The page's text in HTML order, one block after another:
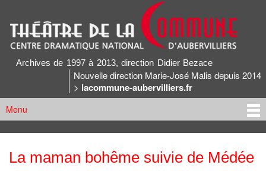
principal
Archives du Théâtre de la Commune
Archives de 1997 à 2013, direction Didier Bezace
Nouvelle direction Marie-José Malis depuis 2014
> lacommune-aubervilliers.fr
Menu principal
Menu
Vous êtes ici
La maman bohême suivie de Médée